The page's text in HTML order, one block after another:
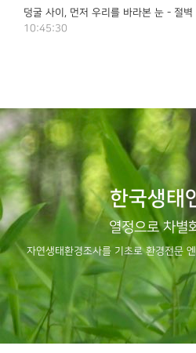
10:45:30
한국생태
열정으로 차별
자연생태환경조사를 기초로 환경전문